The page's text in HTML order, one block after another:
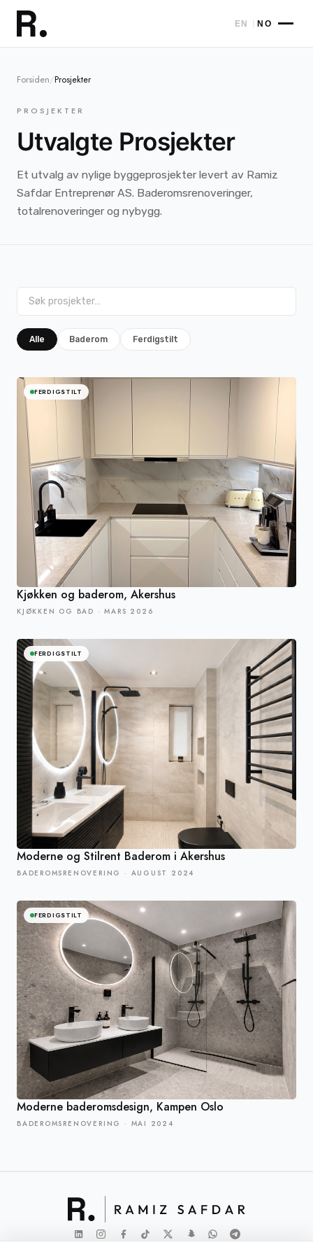
EN | NO
Forsiden/Prosjekter
PROSJEKTER
Utvalgte Prosjekter
Et utvalg av nylige byggeprosjekter levert av Ramiz
Safdar Entreprenør AS. Baderomsrenoveringer,
totalrenoveringer og nybygg.
Alle Baderom Ferdigstilt
FERDIGSTILT
Kjøkken og baderom, Akershus
KJØKKEN OG BAD ·MARS 2026
FERDIGSTILT
Moderne og Stilrent Baderom i Akershus
BADEROMSRENOVERING · AUGUST 2024
FERDIGSTILT
Moderne baderomsdesign, Kampen Oslo
BADEROMSRENOVERING · MAI 2024